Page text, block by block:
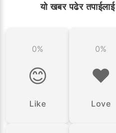
यो खबर पढेर
0%
😊
Like
0%
❤️
Love